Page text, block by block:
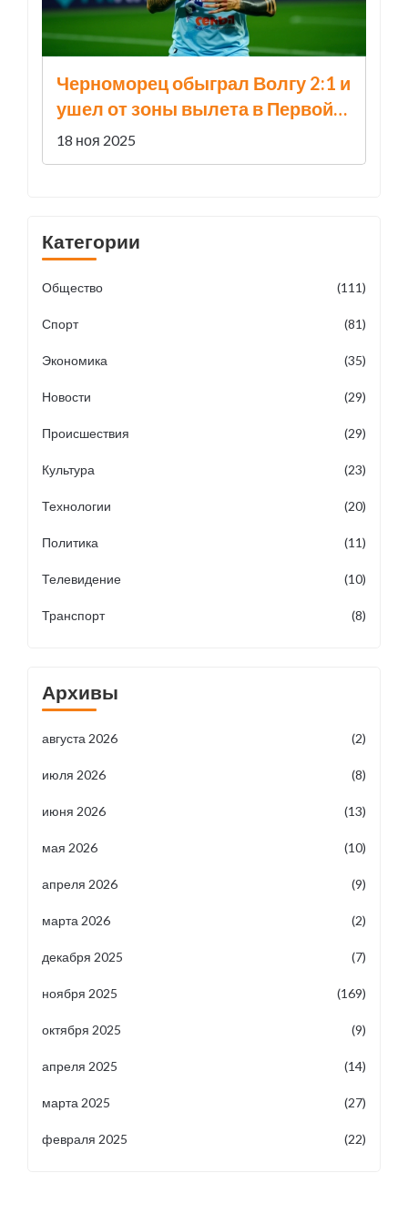
Черноморец обыграл Волгу 2:1 и
ушел от зоны вылета в Первой
лиге
18 ноя 2025
Категории
Общество (111)
Спорт (81)
Экономика (35)
Новости (29)
Происшествия (29)
Культура (23)
Технологии (20)
Политика (11)
Телевидение (10)
Транспорт (8)
Архивы
августа 2026 (2)
июля 2026 (8)
июня 2026 (13)
мая 2026 (10)
апреля 2026 (9)
марта 2026 (2)
декабря 2025 (7)
ноября 2025 (169)
октября 2025 (9)
апреля 2025 (14)
марта 2025 (27)
февраля 2025 (22)